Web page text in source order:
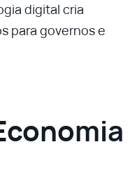
digital cria
para governos e